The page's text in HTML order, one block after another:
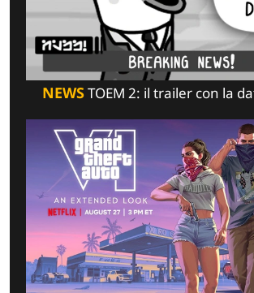
NEWSTOEM 2: il trailer con la